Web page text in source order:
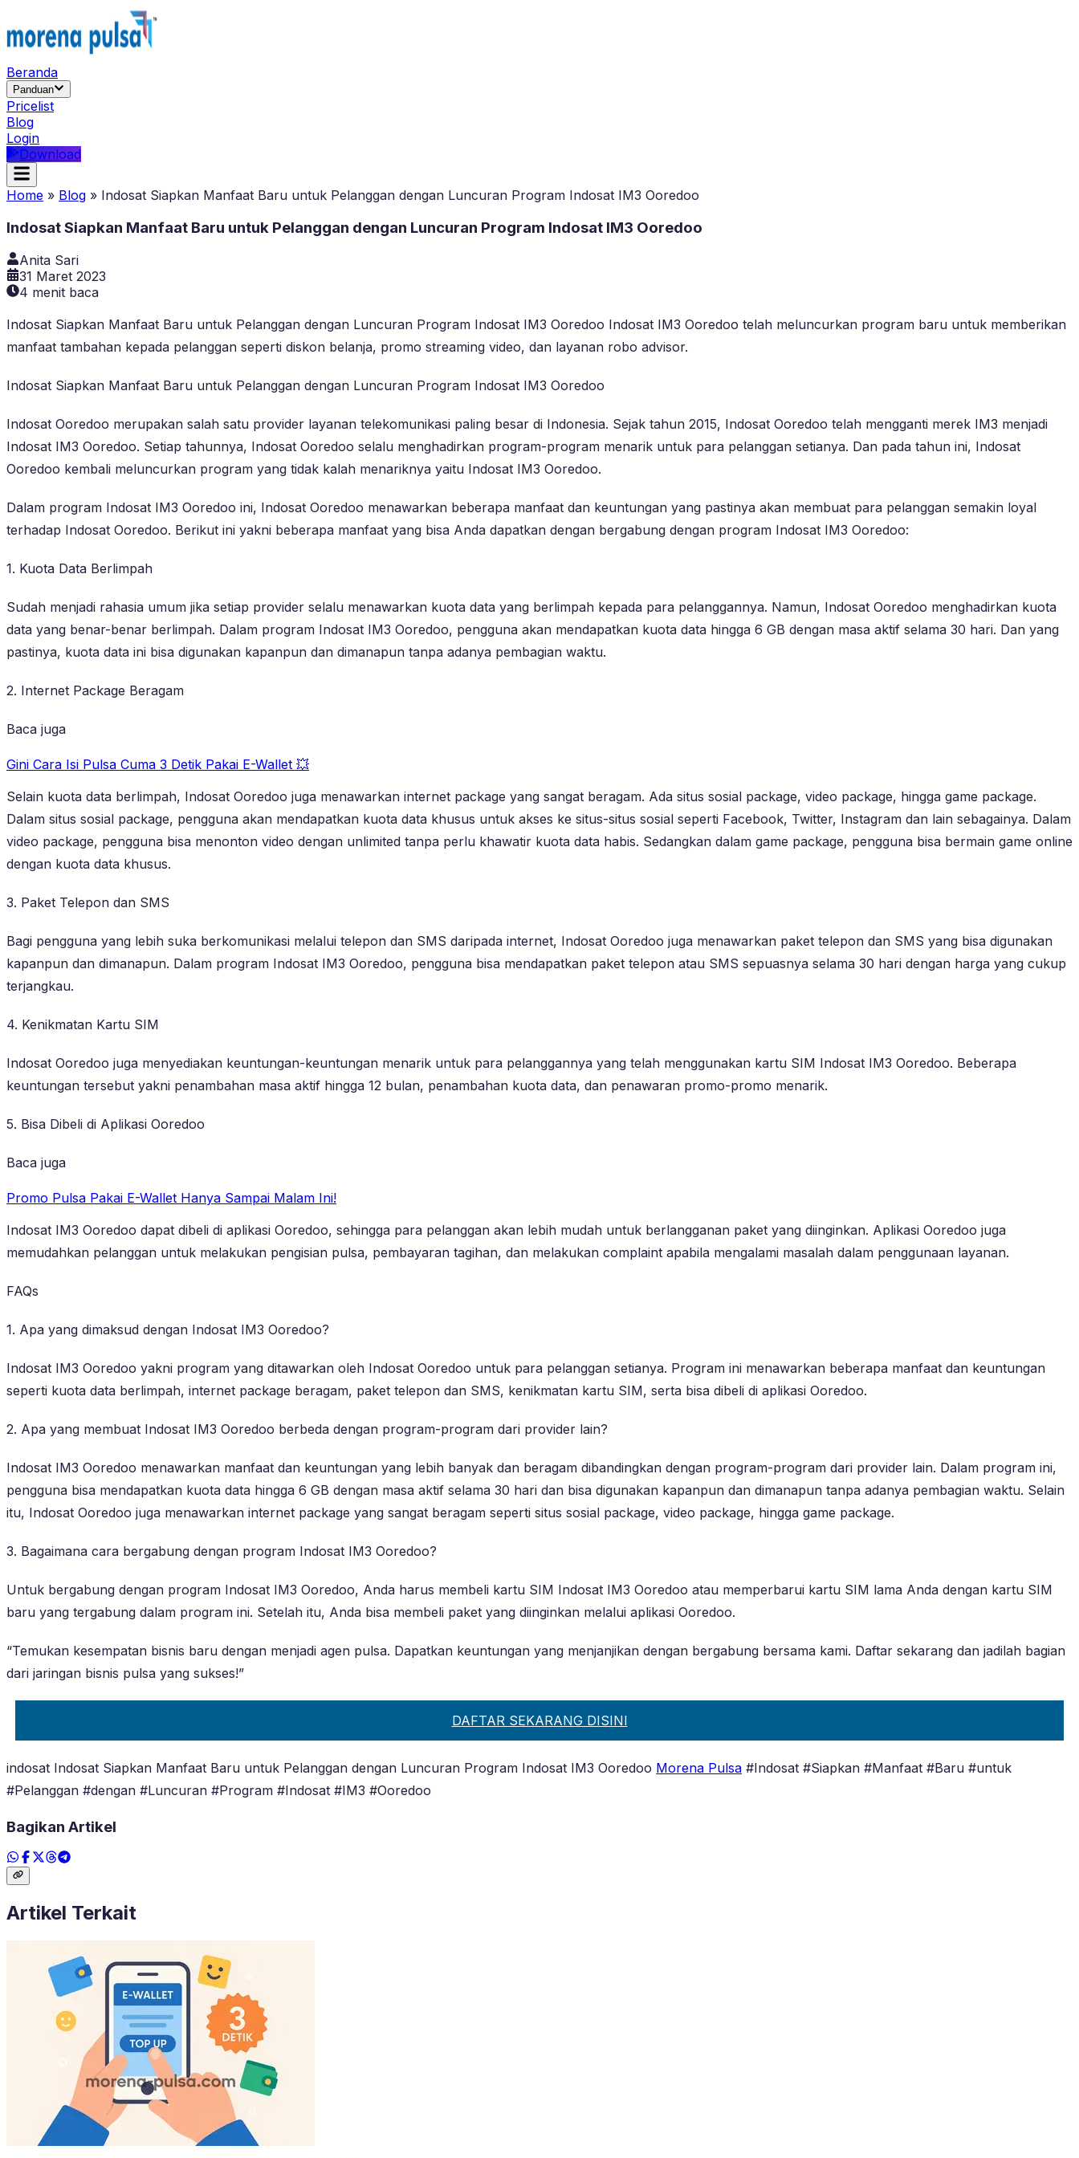
Beranda
Panduan
Pricelist
Blog
Login
Download
Home » Blog » Indosat Siapkan Manfaat Baru untuk Pelanggan dengan Luncuran Program Indosat IM3 Ooredoo
Indosat Siapkan Manfaat Baru untuk Pelanggan dengan Luncuran Program Indosat IM3 Ooredoo
Anita Sari
31 Maret 2023
4 menit baca
Indosat Siapkan Manfaat Baru untuk Pelanggan dengan Luncuran Program Indosat IM3 Ooredoo Indosat IM3 Ooredoo telah meluncurkan program baru untuk memberikan
manfaat tambahan kepada pelanggan seperti diskon belanja, promo streaming video, dan layanan robo advisor.
Indosat Siapkan Manfaat Baru untuk Pelanggan dengan Luncuran Program Indosat IM3 Ooredoo
Indosat Ooredoo merupakan salah satu provider layanan telekomunikasi paling besar di Indonesia. Sejak tahun 2015, Indosat Ooredoo telah mengganti merek IM3 menjadi
Indosat IM3 Ooredoo. Setiap tahunnya, Indosat Ooredoo selalu menghadirkan program-program menarik untuk para pelanggan setianya. Dan pada tahun ini, Indosat
Ooredoo kembali meluncurkan program yang tidak kalah menariknya yaitu Indosat IM3 Ooredoo.
Dalam program Indosat IM3 Ooredoo ini, Indosat Ooredoo menawarkan beberapa manfaat dan keuntungan yang pastinya akan membuat para pelanggan semakin loyal
terhadap Indosat Ooredoo. Berikut ini yakni beberapa manfaat yang bisa Anda dapatkan dengan bergabung dengan program Indosat IM3 Ooredoo:
1. Kuota Data Berlimpah
Sudah menjadi rahasia umum jika setiap provider selalu menawarkan kuota data yang berlimpah kepada para pelanggannya. Namun, Indosat Ooredoo menghadirkan kuota
data yang benar-benar berlimpah. Dalam program Indosat IM3 Ooredoo, pengguna akan mendapatkan kuota data hingga 6 GB dengan masa aktif selama 30 hari. Dan yang
pastinya, kuota data ini bisa digunakan kapanpun dan dimanapun tanpa adanya pembagian waktu.
2. Internet Package Beragam
Baca juga
Gini Cara Isi Pulsa Cuma 3 Detik Pakai E-Wallet 💥
Selain kuota data berlimpah, Indosat Ooredoo juga menawarkan internet package yang sangat beragam. Ada situs sosial package, video package, hingga game package.
Dalam situs sosial package, pengguna akan mendapatkan kuota data khusus untuk akses ke situs-situs sosial seperti Facebook, Twitter, Instagram dan lain sebagainya. Dalam
video package, pengguna bisa menonton video dengan unlimited tanpa perlu khawatir kuota data habis. Sedangkan dalam game package, pengguna bisa bermain game online
dengan kuota data khusus.
3. Paket Telepon dan SMS
Bagi pengguna yang lebih suka berkomunikasi melalui telepon dan SMS daripada internet, Indosat Ooredoo juga menawarkan paket telepon dan SMS yang bisa digunakan
kapanpun dan dimanapun. Dalam program Indosat IM3 Ooredoo, pengguna bisa mendapatkan paket telepon atau SMS sepuasnya selama 30 hari dengan harga yang cukup
terjangkau.
4. Kenikmatan Kartu SIM
Indosat Ooredoo juga menyediakan keuntungan-keuntungan menarik untuk para pelanggannya yang telah menggunakan kartu SIM Indosat IM3 Ooredoo. Beberapa
keuntungan tersebut yakni penambahan masa aktif hingga 12 bulan, penambahan kuota data, dan penawaran promo-promo menarik.
5. Bisa Dibeli di Aplikasi Ooredoo
Baca juga
Promo Pulsa Pakai E-Wallet Hanya Sampai Malam Ini!
Indosat IM3 Ooredoo dapat dibeli di aplikasi Ooredoo, sehingga para pelanggan akan lebih mudah untuk berlangganan paket yang diinginkan. Aplikasi Ooredoo juga
memudahkan pelanggan untuk melakukan pengisian pulsa, pembayaran tagihan, dan melakukan complaint apabila mengalami masalah dalam penggunaan layanan.
FAQs
1. Apa yang dimaksud dengan Indosat IM3 Ooredoo?
Indosat IM3 Ooredoo yakni program yang ditawarkan oleh Indosat Ooredoo untuk para pelanggan setianya. Program ini menawarkan beberapa manfaat dan keuntungan
seperti kuota data berlimpah, internet package beragam, paket telepon dan SMS, kenikmatan kartu SIM, serta bisa dibeli di aplikasi Ooredoo.
2. Apa yang membuat Indosat IM3 Ooredoo berbeda dengan program-program dari provider lain?
Indosat IM3 Ooredoo menawarkan manfaat dan keuntungan yang lebih banyak dan beragam dibandingkan dengan program-program dari provider lain. Dalam program ini,
pengguna bisa mendapatkan kuota data hingga 6 GB dengan masa aktif selama 30 hari dan bisa digunakan kapanpun dan dimanapun tanpa adanya pembagian waktu. Selain
itu, Indosat Ooredoo juga menawarkan internet package yang sangat beragam seperti situs sosial package, video package, hingga game package.
3. Bagaimana cara bergabung dengan program Indosat IM3 Ooredoo?
Untuk bergabung dengan program Indosat IM3 Ooredoo, Anda harus membeli kartu SIM Indosat IM3 Ooredoo atau memperbarui kartu SIM lama Anda dengan kartu SIM
baru yang tergabung dalam program ini. Setelah itu, Anda bisa membeli paket yang diinginkan melalui aplikasi Ooredoo.
“Temukan kesempatan bisnis baru dengan menjadi agen pulsa. Dapatkan keuntungan yang menjanjikan dengan bergabung bersama kami. Daftar sekarang dan jadilah bagian
dari jaringan bisnis pulsa yang sukses!”
DAFTAR SEKARANG DISINI
indosat Indosat Siapkan Manfaat Baru untuk Pelanggan dengan Luncuran Program Indosat IM3 Ooredoo Morena Pulsa #Indosat #Siapkan #Manfaat #Baru #untuk
#Pelanggan #dengan #Luncuran #Program #Indosat #IM3 #Ooredoo
Bagikan Artikel
Artikel Terkait